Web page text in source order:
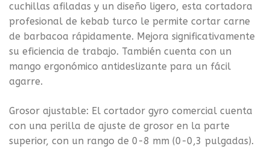
cuchillas afiladas y un diseño ligero, esta cortadora
profesional de kebab turco le permite cortar carne
de barbacoa rápidamente. Mejora significativamente
su eficiencia de trabajo. También cuenta con un
mango ergonómico antideslizante para un fácil
agarre.
Grosor ajustable: El cortador gyro comercial cuenta
con una perilla de ajuste de grosor en la parte
superior, con un rango de 0-8 mm (0-0,3 pulgadas).